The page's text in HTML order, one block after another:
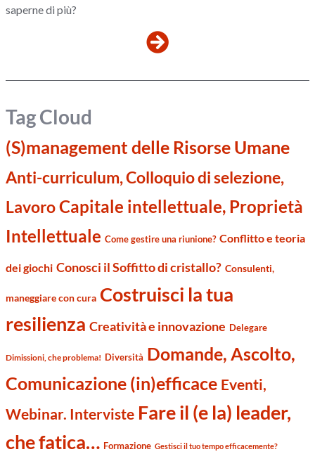
saperne di più?
Tag Cloud
(S)management delle Risorse Umane
Anti-curriculum, Colloquio di selezione,
LavoroCapitale intellettuale, Proprietà
Intellettuale Come gestire una riunione? Conflitto e teoria
dei giochi Conosci il Soffitto di cristallo? Consulenti,
maneggiare con cura Costruisci la tua
resilienza Creatività e innovazione Delegare
Dimissioni, che problema! Diversità Domande, Ascolto,
Comunicazione (in)efficace Eventi,
Webinar. Interviste Fare il (e la) leader,
che fatica… Formazione Gestisci il tuo tempo efficacemente?